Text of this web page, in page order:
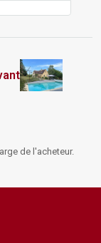
de l'acheteur.